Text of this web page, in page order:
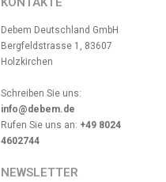
Debem Deutschland GmbH
Bergfeldstrasse 1, 83607
Holzkirchen
Schreiben Sie uns:
info@debem.de
Rufen Sie uns an: +49 8024
4602744
NEWSLETTER